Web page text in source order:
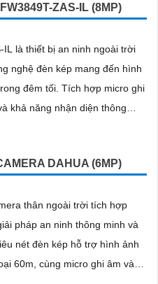
ZAS-IL (8MP)
IL là thiết bị an ninh ngoài trời
nghệ đèn kép mang đến hình
hợp micro ghi
khả năng nhận diện thông
DAHUA (6MP)
thân ngoài trời tích hợp
pháp an ninh thông minh và
60m, cùng micro ghi âm và